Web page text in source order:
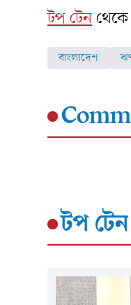
টপ টেন
বাংলাদেশ
টপ টেন